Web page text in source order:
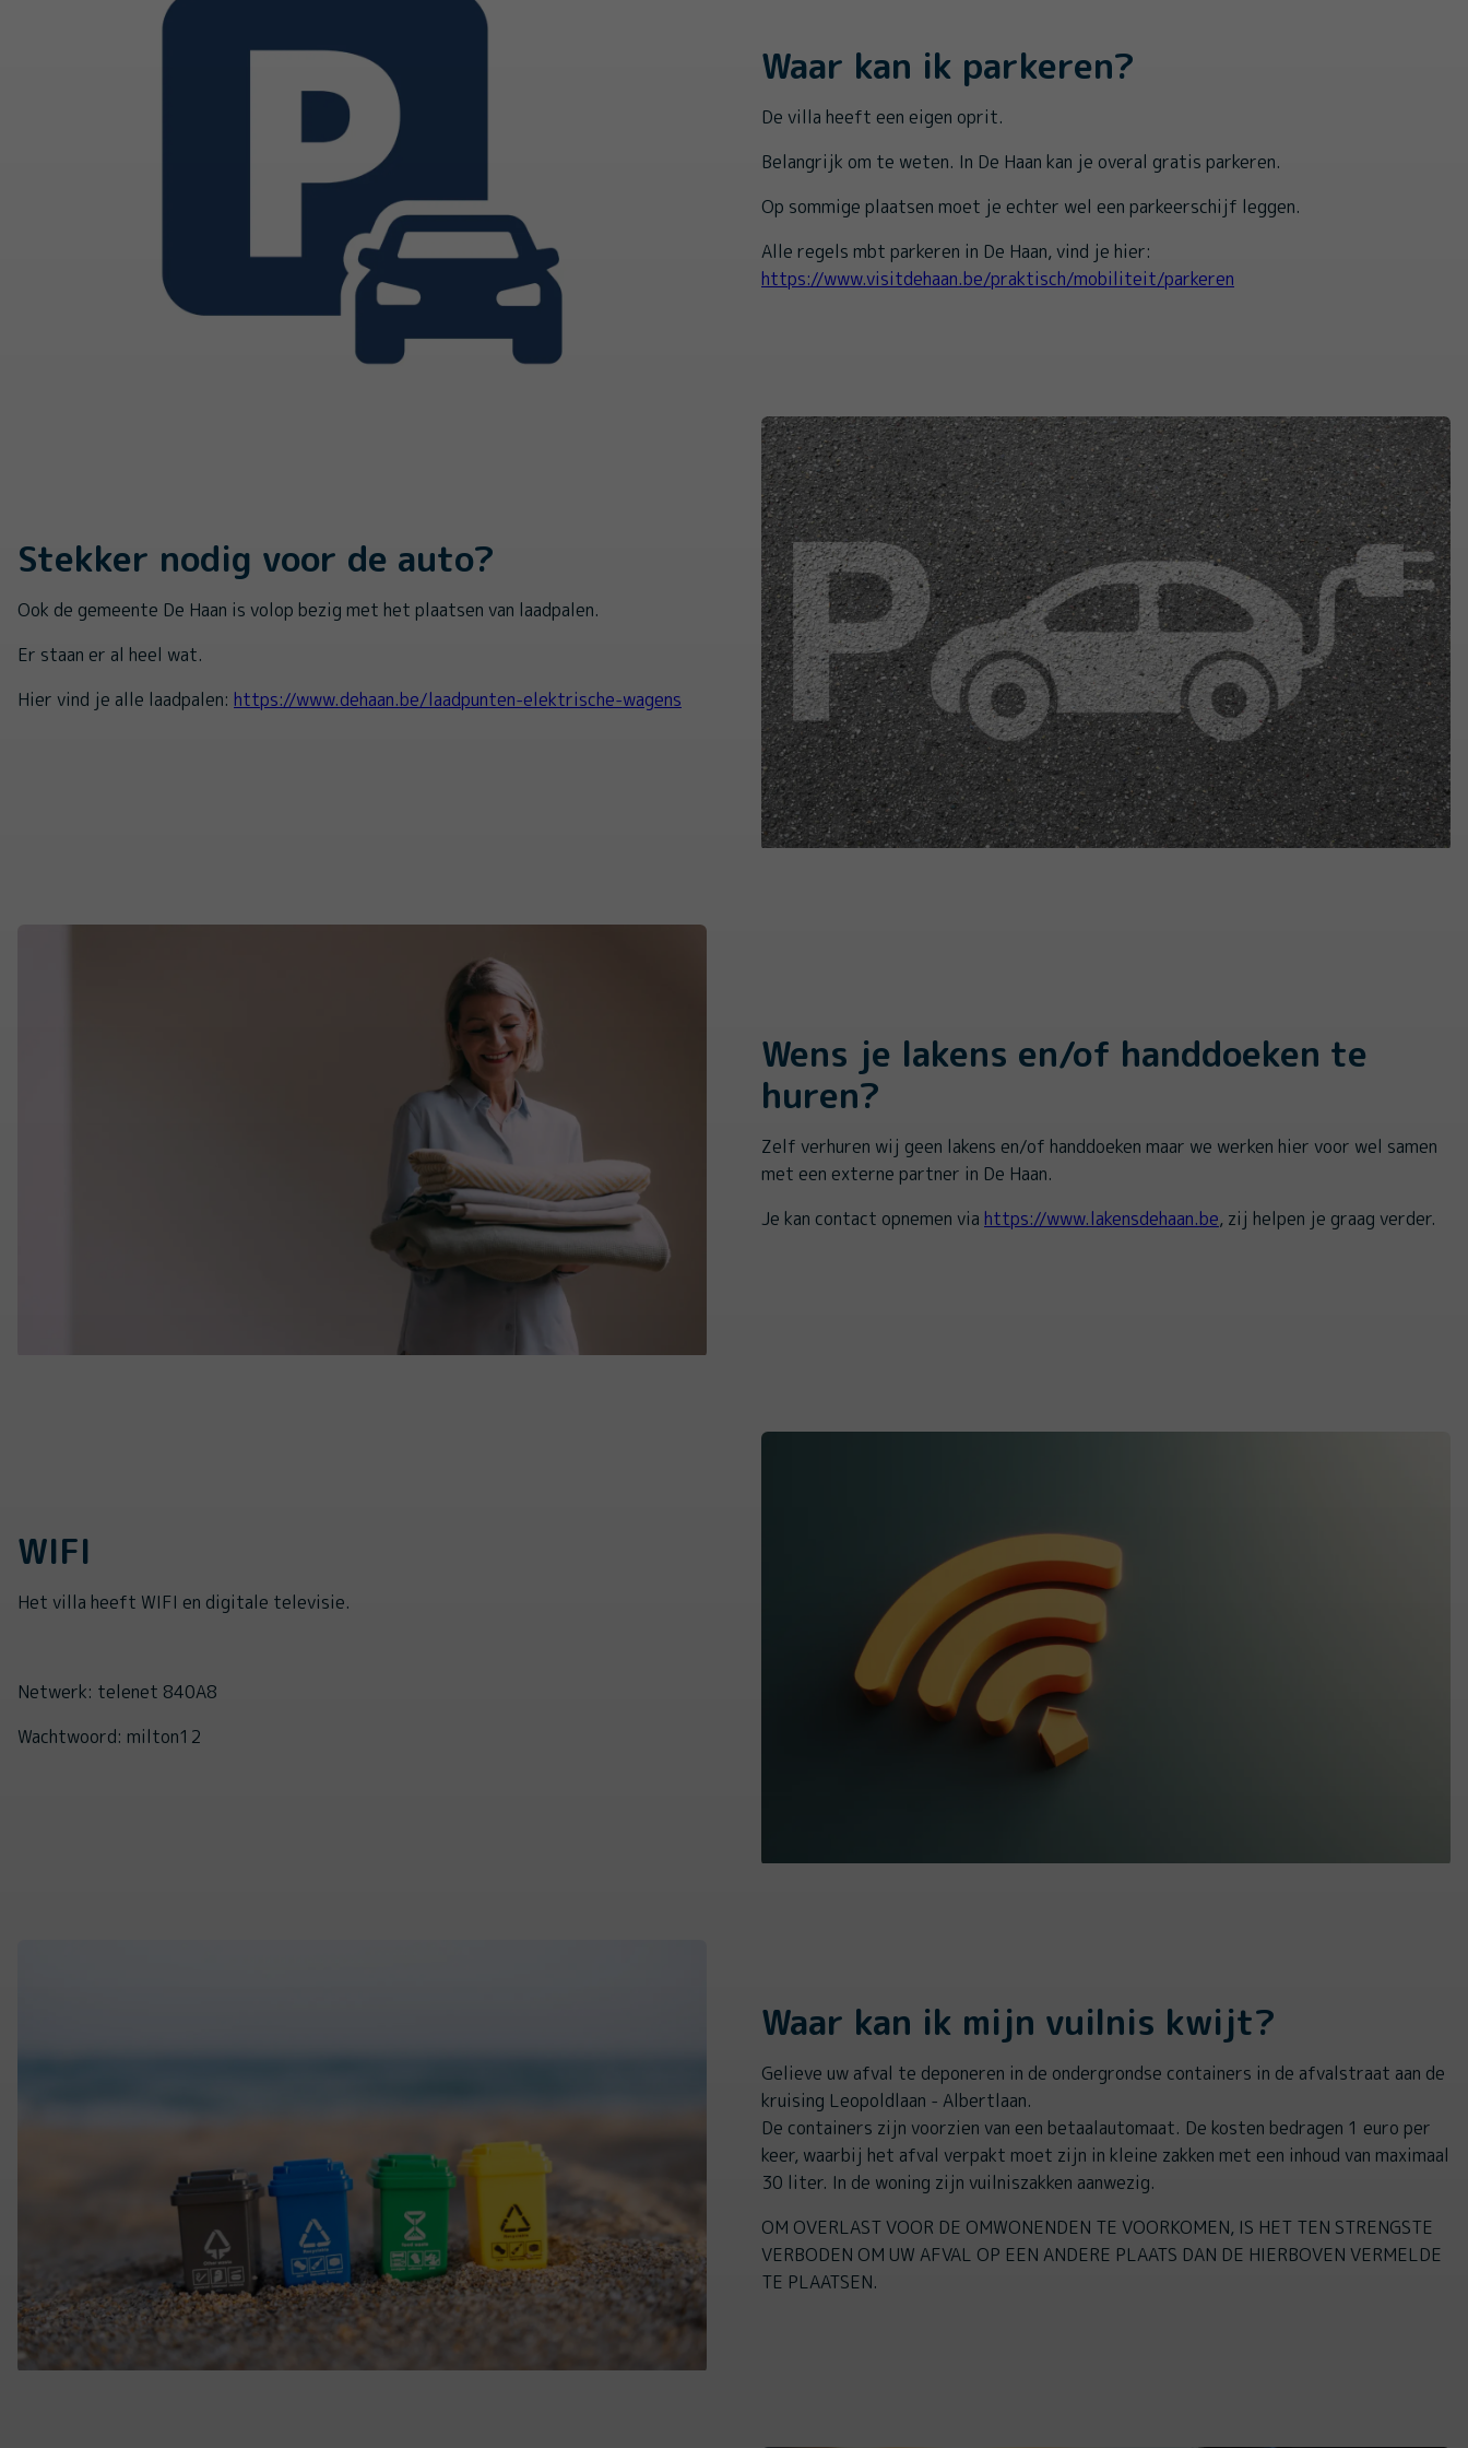
Waar kan ik parkeren?
De villa heeft een eigen oprit.
Belangrijk om te weten. In De Haan kan je overal gratis parkeren.
Op sommige plaatsen moet je echter wel een parkeerschijf leggen.
Alle regels mbt parkeren in De Haan, vind je hier:
https://www.visitdehaan.be/praktisch/mobiliteit/parkeren
Stekker nodig voor de auto?
Ook de gemeente De Haan is volop bezig met het plaatsen van laadpalen.
Er staan er al heel wat.
Hier vind je alle laadpalen: https://www.dehaan.be/laadpunten-elektrische-wagens
Wens je lakens en/of handdoeken te
huren?
Zelf verhuren wij geen lakens en/of handdoeken maar we werken hier voor wel samen
met een externe partner in De Haan.
Je kan contact opnemen via https://www.lakensdehaan.be, zij helpen je graag verder.
WIFI
Het villa heeft WIFI en digitale televisie.
Netwerk: telenet 840A8
Wachtwoord: milton12
Waar kan ik mijn vuilnis kwijt?
Gelieve uw afval te deponeren in de ondergrondse containers in de afvalstraat aan de
kruising Leopoldlaan - Albertlaan.
De containers zijn voorzien van een betaalautomaat. De kosten bedragen 1 euro per
keer, waarbij het afval verpakt moet zijn in kleine zakken met een inhoud van maximaal
30 liter. In de woning zijn vuilniszakken aanwezig.
OM OVERLAST VOOR DE OMWONENDEN TE VOORKOMEN, IS HET TEN STRENGSTE
VERBODEN OM UW AFVAL OP EEN ANDERE PLAATS DAN DE HIERBOVEN VERMELDE
TE PLAATSEN.